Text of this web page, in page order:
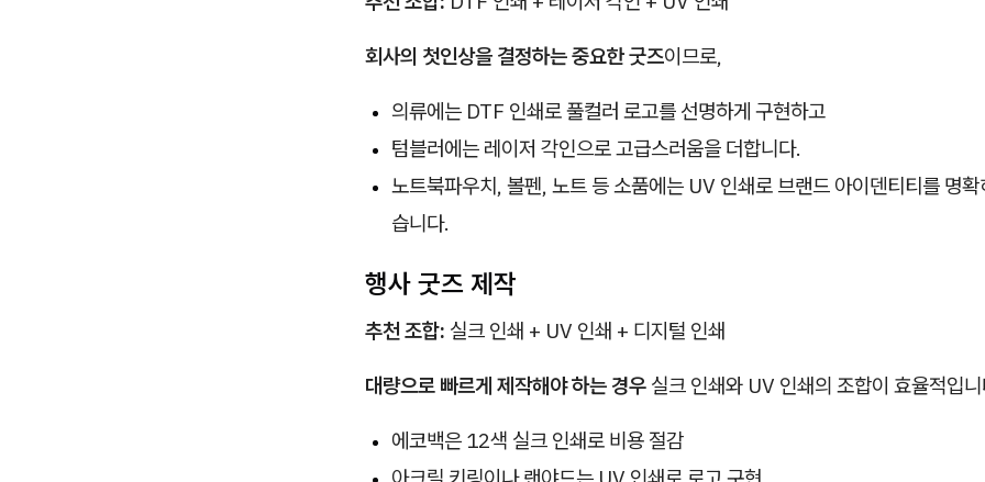
회사의 첫인상을 결정하는 중요한 굿즈이므로,
의류에는 DTF 인쇄로 풀컬러 로고를 선명하게 구현하고
텀블러에는 레이저 각인으로 고급스러움을 더합니다.
노트북파우치, 볼펜, 노트 등 소품에는 UV 인쇄로 브랜드 아이덴티티를 명
습니다.
행사 굿즈 제작
추천 조합: 실크 인쇄 + UV 인쇄 + 디지털 인쇄
대량으로 빠르게 제작해야 하는 경우 실크 인쇄와 UV 인쇄의 조합이 효율적입
에코백은 12색 실크 인쇄로 비용 절감